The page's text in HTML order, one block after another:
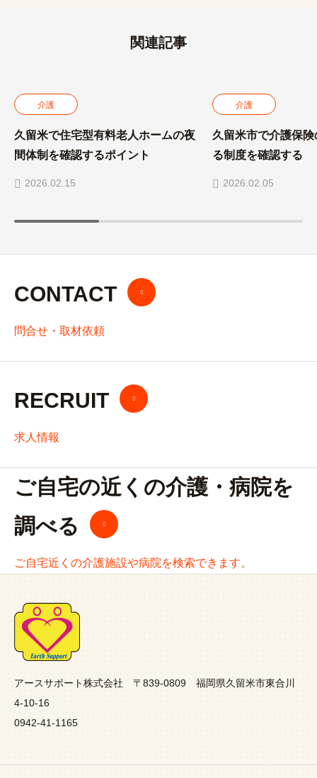
関連記事
介護
久留米で住宅型有料老人ホームの夜
間体制を確認するポイント
2026.02.15
介護
久留米市で介護保
る制度を確認する
2026.02.05
CONTACT
問合せ・取材依頼
RECRUIT
求人情報
ご自宅の近くの介護・病院を
調べる
ご自宅近くの介護施設や病院を検索できます。
アースサポート株式会社 〒839-0809 福岡県久留米市東合川
4-10-16
0942-41-1165